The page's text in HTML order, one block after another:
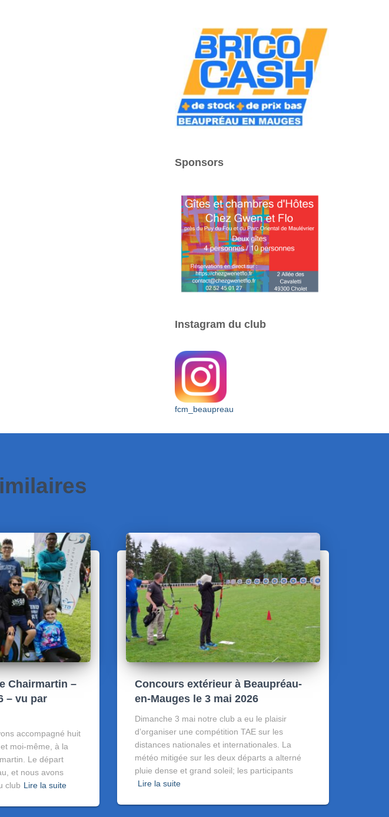
Sponsors
Instagram du club
fcm_beaupreau
Chairmartin –
– vu par
accompagné huit
moi-même, à la
Le départ
et nous avons
club Lire la suite
Concours extérieur à Beaupréau-
en-Mauges le 3 mai 2026
Dimanche 3 mai notre club a eu le plaisir
d’organiser une compétition TAE sur les
distances nationales et internationales. La
météo mitigée sur les deux départs a alterné
pluie dense et grand soleil; les participants
Lire la suite